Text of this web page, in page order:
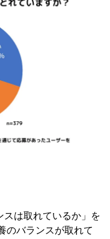
は取れているか」を
のバランスが取れて